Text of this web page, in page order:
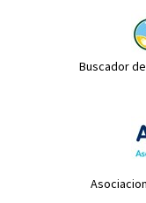
Buscador